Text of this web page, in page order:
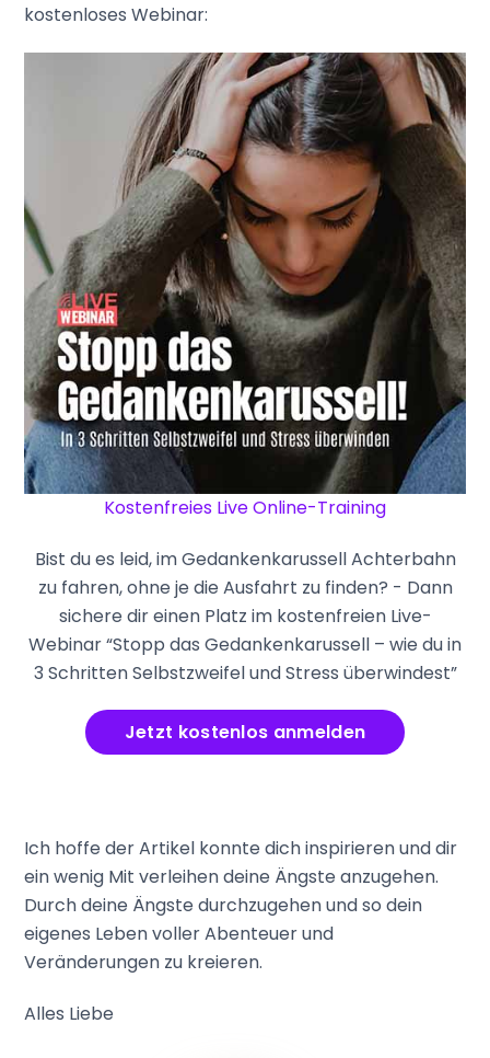
kostenloses Webinar:
Kostenfreies Live Online-Training
Bist du es leid, im Gedankenkarussell Achterbahn
zu fahren, ohne je die Ausfahrt zu finden? - Dann
sichere dir einen Platz im kostenfreien Live-
Webinar “Stopp das Gedankenkarussell – wie du in
3 Schritten Selbstzweifel und Stress überwindest”
Jetzt kostenlos anmelden
Ich hoffe der Artikel konnte dich inspirieren und dir
ein wenig Mit verleihen deine Ängste anzugehen.
Durch deine Ängste durchzugehen und so dein
eigenes Leben voller Abenteuer und
Veränderungen zu kreieren.
Alles Liebe